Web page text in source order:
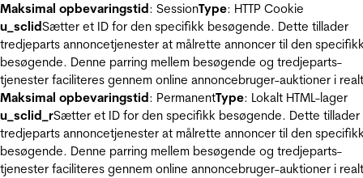
Maksimal opbevaringstid: SessionType: HTTP Cookie
u_sclidSætter et ID for den specifikk besøgende. Dette tillader
tredjeparts annoncetjenester at målrette annoncer til den
besøgende. Denne parring mellem besøgende og tredjeparts-
tjenester faciliteres gennem online annoncebruger-auktioner i
Maksimal opbevaringstid: PermanentType: Lokalt HTML-lager
u_sclid_rSætter et ID for den specifikk besøgende. Dette tillader
tredjeparts annoncetjenester at målrette annoncer til den
besøgende. Denne parring mellem besøgende og tredjeparts-
tjenester faciliteres gennem online annoncebruger-auktioner i